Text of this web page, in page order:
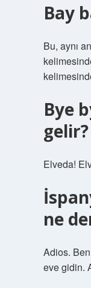
Bay
Bu, aynı
Bye
gelir?
Elveda!
ne
Adios.
eve gidin.